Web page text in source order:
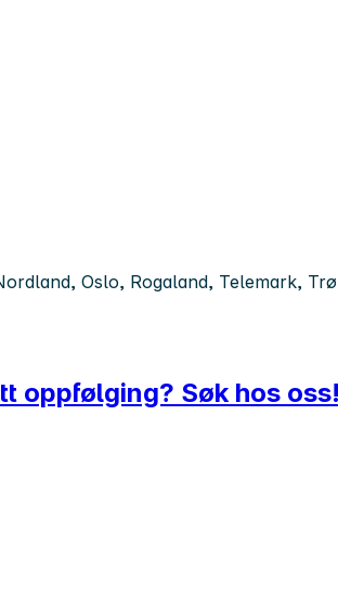
Oslo, Rogaland, Telemark,
oppfølging? Søk hos oss!